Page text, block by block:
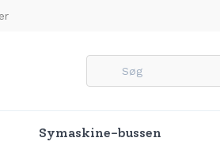
Symaskine-bussen